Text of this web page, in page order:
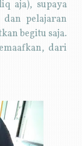
aja), supaya
pelajaran
begitu saja.
dari